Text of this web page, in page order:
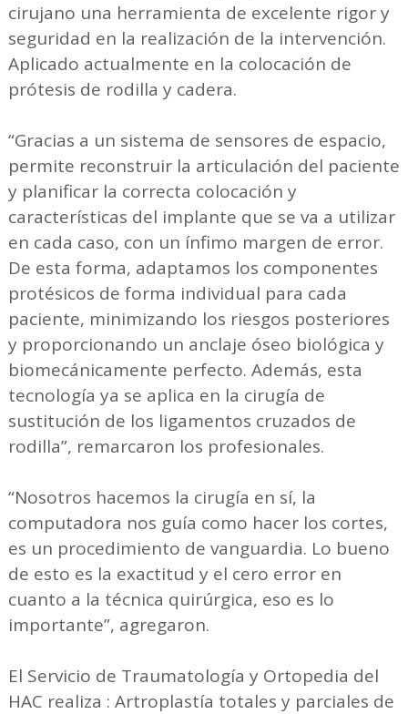
cirujano una herramienta de excelente rigor y
seguridad en la realización de la intervención.
Aplicado actualmente en la colocación de
prótesis de rodilla y cadera.
“Gracias a un sistema de sensores de espacio,
permite reconstruir la articulación del paciente
y planificar la correcta colocación y
características del implante que se va a utilizar
en cada caso, con un ínfimo margen de error.
De esta forma, adaptamos los componentes
protésicos de forma individual para cada
paciente, minimizando los riesgos posteriores
y proporcionando un anclaje óseo biológica y
biomecánicamente perfecto. Además, esta
tecnología ya se aplica en la cirugía de
sustitución de los ligamentos cruzados de
rodilla”, remarcaron los profesionales.
“Nosotros hacemos la cirugía en sí, la
computadora nos guía como hacer los cortes,
es un procedimiento de vanguardia. Lo bueno
de esto es la exactitud y el cero error en
cuanto a la técnica quirúrgica, eso es lo
importante”, agregaron.
El Servicio de Traumatología y Ortopedia del
HAC realiza : Artroplastía totales y parciales de